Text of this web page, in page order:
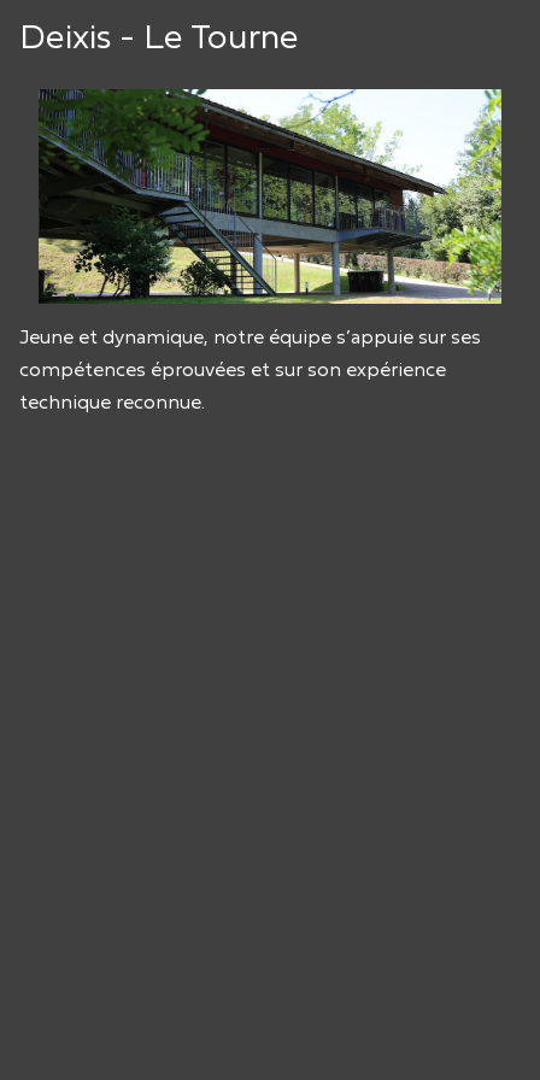
Deixis - Le Tourne
Jeune et dynamique, notre équipe s’appuie sur ses
compétences éprouvées et sur son expérience
technique reconnue.